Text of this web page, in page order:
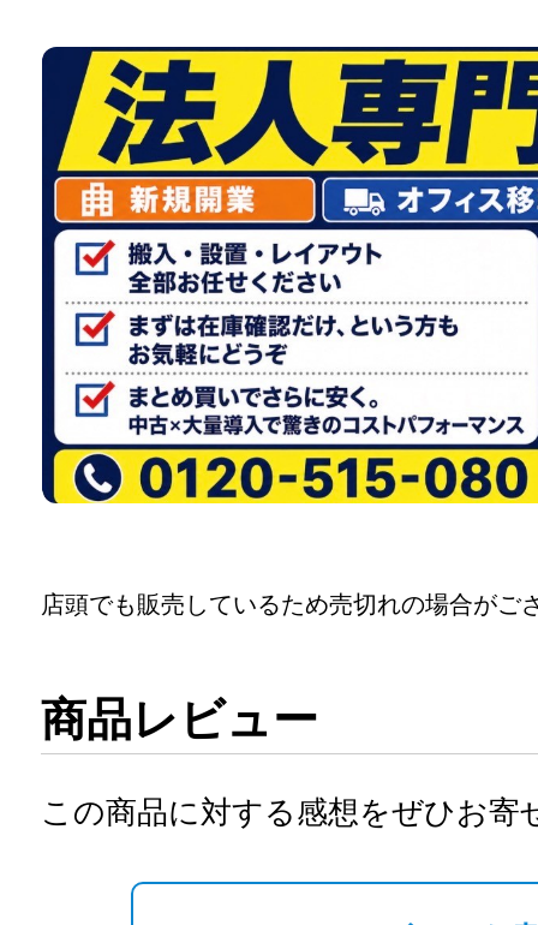
店頭でも販売しているため売切れの場合がご
商品レビュー
この商品に対する感想をぜひお寄